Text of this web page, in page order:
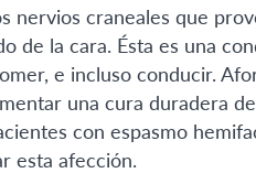
nervios craneales que
de la cara. Ésta es una
e incluso conducir.
una cura duradera
con espasmo
esta afección.